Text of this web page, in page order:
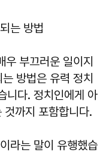
는 방법
부끄러운 일이지
방법은 유력 정치
니다. 정치인에게 아
것까지 포함합니다.
라는 말이 유행했습